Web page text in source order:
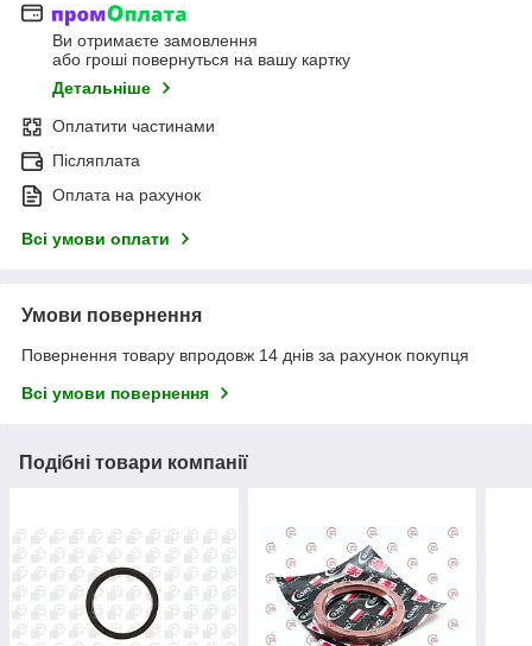
Ви отримаєте замовлення
або гроші повернуться на вашу картку
Детальніше
Оплатити частинами
Післяплата
Оплата на рахунок
Всі умови оплати
Умови повернення
Повернення товару впродовж 14 днів за рахунок покупця
Всі умови повернення
Подібні товари компанії